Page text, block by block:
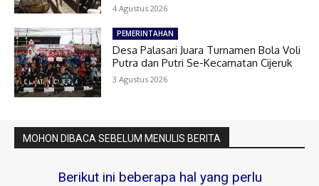
4 Agustus 2026
PEMERINTAHAN
Desa Palasari Juara Turnamen Bola Voli
Putra dan Putri Se-Kecamatan Cijeruk
3 Agustus 2026
MOHON DIBACA SEBELUM MENULIS BERITA
Berikut ini beberapa hal yang perlu